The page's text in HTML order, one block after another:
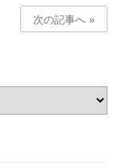
次の記事へ »